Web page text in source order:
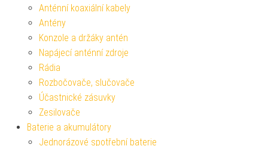
Anténní koaxiální kabely
Antény
Konzole a držáky antén
Napájecí anténní zdroje
Rádia
Rozbočovače, slučovače
Účastnické zásuvky
Zesilovače
Baterie a akumulátory
Jednorázové spotřební baterie